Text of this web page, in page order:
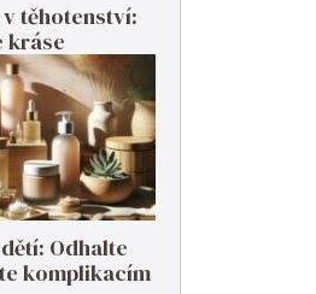
těhotenství:
kráse
Odhalte
komplikacím